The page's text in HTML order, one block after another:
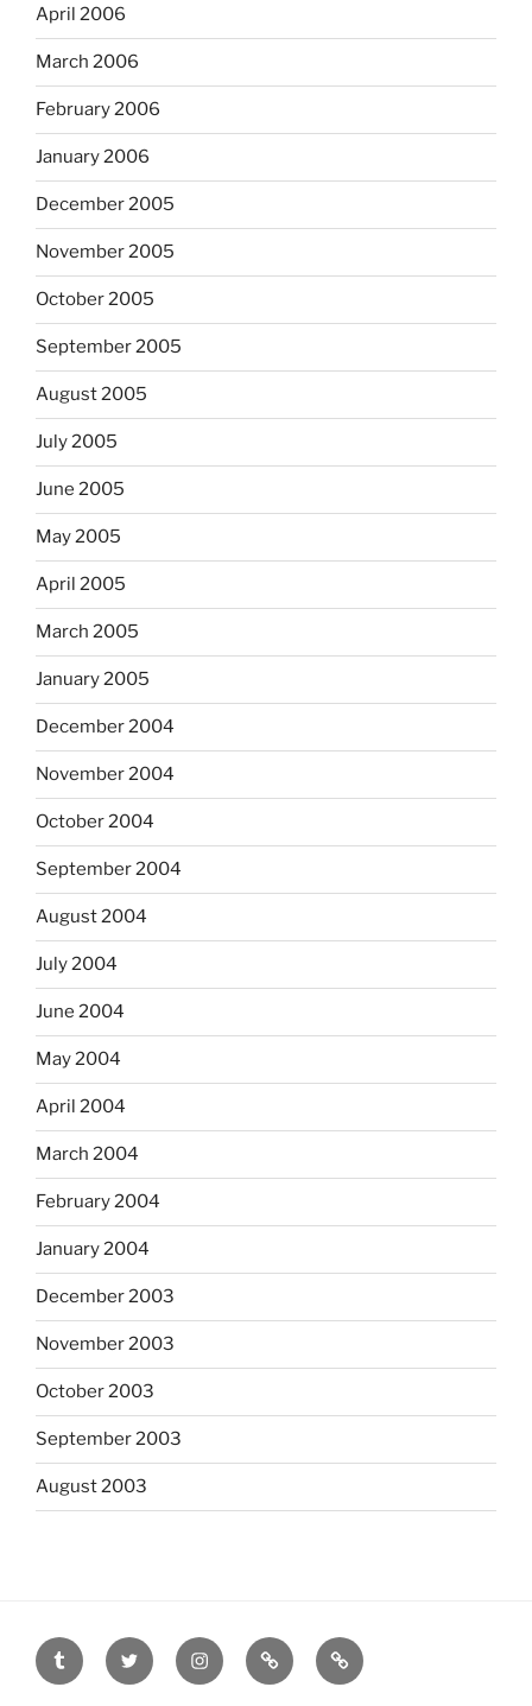
April 2006
March 2006
February 2006
January 2006
December 2005
November 2005
October 2005
September 2005
August 2005
July 2005
June 2005
May 2005
April 2005
March 2005
January 2005
December 2004
November 2004
October 2004
September 2004
August 2004
July 2004
June 2004
May 2004
April 2004
March 2004
February 2004
January 2004
December 2003
November 2003
October 2003
September 2003
August 2003
tumblr twitter instagramlast.fm scanned
film